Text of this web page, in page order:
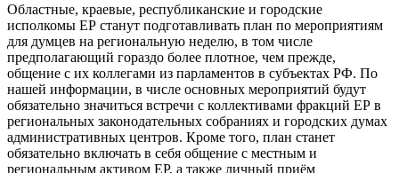
Областные, краевые, республиканские и городские
исполкомы ЕР станут подготавливать план по мероприятиям
для думцев на региональную неделю, в том числе
предполагающий гораздо более плотное, чем прежде,
общение с их коллегами из парламентов в субъектах РФ. По
нашей информации, в числе основных мероприятий будут
обязательно значиться встречи с коллективами фракций ЕР в
региональных законодательных собраниях и городских думах
административных центров. Кроме того, план станет
обязательно включать в себя общение с местным и
региональным активом ЕР, а также личный приём